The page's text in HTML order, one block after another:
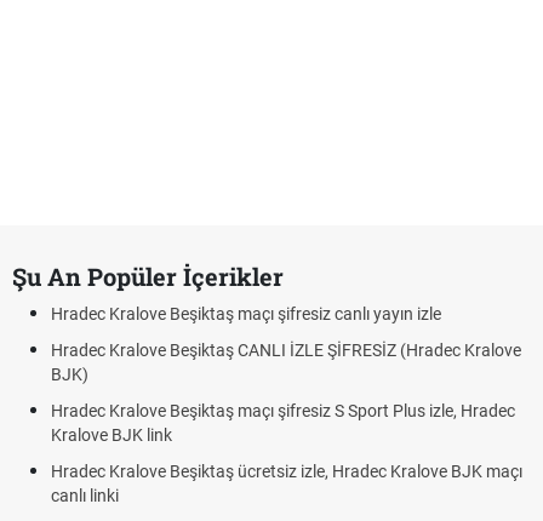
Şu An Popüler İçerikler
Hradec Kralove Beşiktaş maçı şifresiz canlı yayın izle
Hradec Kralove Beşiktaş CANLI İZLE ŞİFRESİZ (Hradec Kralove
BJK)
Hradec Kralove Beşiktaş maçı şifresiz S Sport Plus izle, Hradec
Kralove BJK link
Hradec Kralove Beşiktaş ücretsiz izle, Hradec Kralove BJK maçı
canlı linki